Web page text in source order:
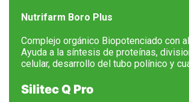
Nutrifarm Boro Plus
Complejo orgánico Biopotenciado con
Ayuda a la síntesis de proteínas,
celular, desarrollo del tubo polínico y
Silitec Q Pro